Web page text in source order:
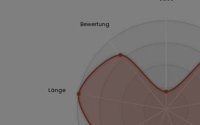
Länge
Bewertung